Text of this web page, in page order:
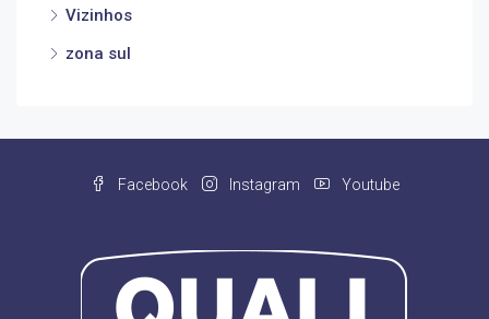
Vizinhos
zona sul
Facebook Instagram Youtube